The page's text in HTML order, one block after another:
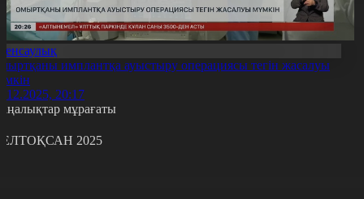
имплантқа ауыстыру операциясы тегін жасалуы
20:17
мұрағаты
2025